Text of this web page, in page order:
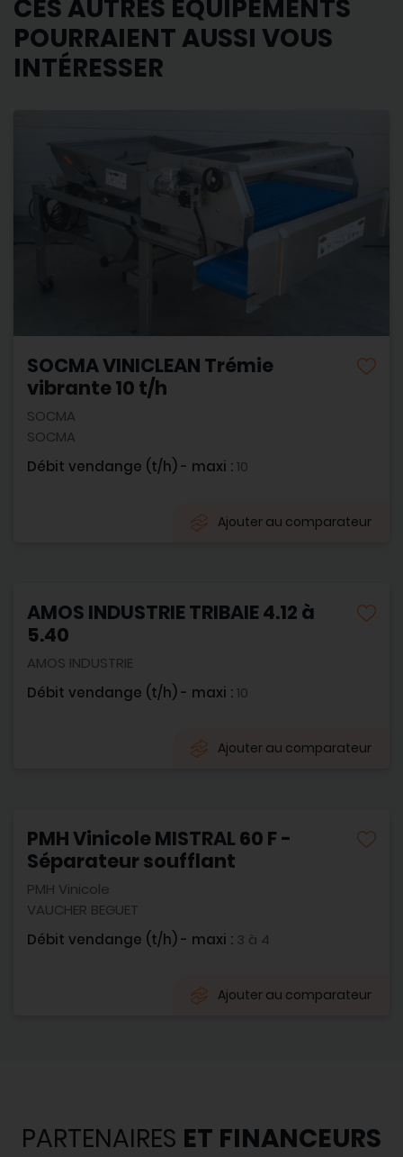
CES AUTRES ÉQUIPEMENTS
POURRAIENT AUSSI VOUS
INTÉRESSER
SOCMA VINICLEAN Trémie
vibrante 10 t/h
SOCMA
SOCMA
Débit vendange (t/h) - maxi :10
Ajouter au comparateur
AMOS INDUSTRIE TRIBAIE 4.12 à
5.40
AMOS INDUSTRIE
Débit vendange (t/h) - maxi :10
Ajouter au comparateur
PMH Vinicole MISTRAL 60 F -
Séparateur soufflant
PMH Vinicole
VAUCHER BEGUET
Débit vendange (t/h) - maxi : 3 à 4
Ajouter au comparateur
PARTENAIRES ET FINANCEURS